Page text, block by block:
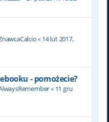
« 14 lut 2017,
- pomożecie?
« 11 gru